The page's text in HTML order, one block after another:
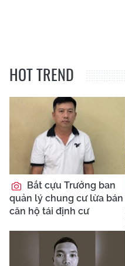
HOT TREND
Bắt cựu Trưởng ban
quản lý chung cư lừa bán
căn hộ tái định cư